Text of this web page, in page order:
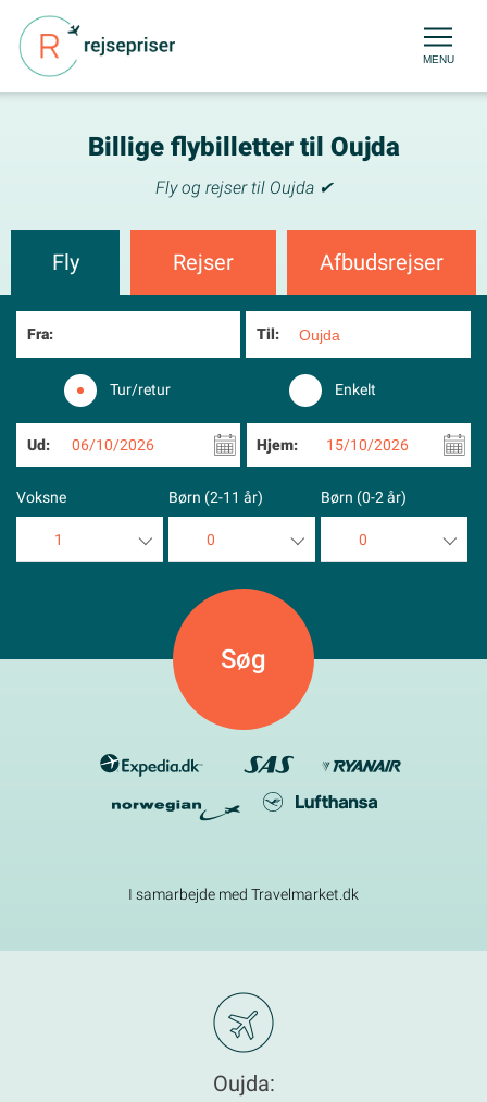
MENU
Billige flybilletter til Oujda
Fly og rejser til Oujda ✔
Fly Rejser Afbudsrejser
Fra: Til:
Tur/retur Enkelt
Ud: 06/10/2026 Hjem: 15/10/2026
Voksne
1
Børn (2-11 år)
0
5
Børn (0-2 år)
0
I samarbejde med Travelmarket.dk
Oujda: